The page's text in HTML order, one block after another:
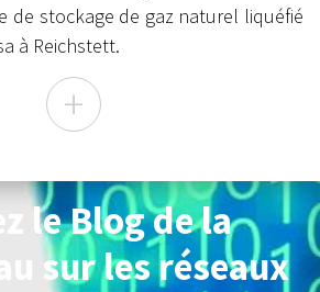
de stockage de gaz naturel liquéfié
à Reichstett.
+
le Blog de la
sur les réseaux